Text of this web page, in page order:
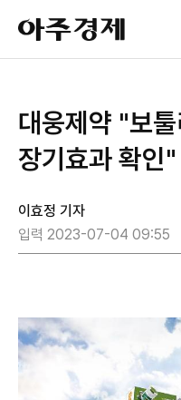
아
주
경
대웅제약 "보
장기효과 확인"
이효정 기자
입력 2023-07-04 09:55